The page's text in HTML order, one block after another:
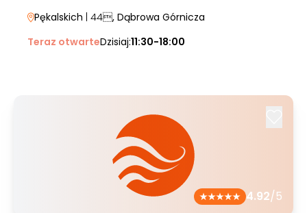
Pękalskich | 44, Dąbrowa Górnicza
Teraz otwarteDzisiaj:11:30-18:00
4.92/5